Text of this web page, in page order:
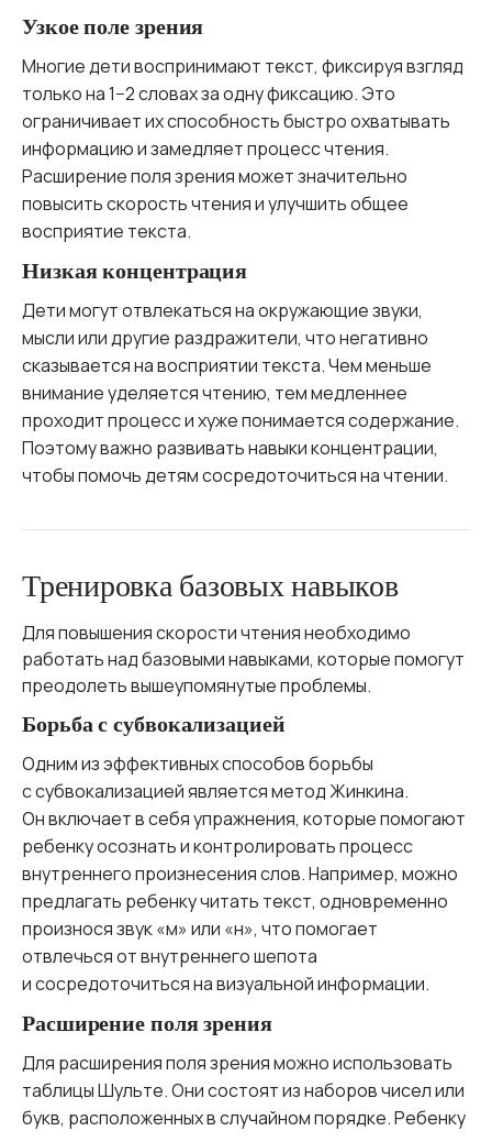
Узкое поле зрения
Многие дети воспринимают текст, фиксируя взгляд
только на 1−2 словах за одну фиксацию. Это
ограничивает их способность быстро охватывать
информацию и замедляет процесс чтения.
Расширение поля зрения может значительно
повысить скорость чтения и улучшить общее
восприятие текста.
Низкая концентрация
Дети могут отвлекаться на окружающие звуки,
мысли или другие раздражители, что негативно
сказывается на восприятии текста. Чем меньше
внимание уделяется чтению, тем медленнее
проходит процесс и хуже понимается содержание.
Поэтому важно развивать навыки концентрации,
чтобы помочь детям сосредоточиться на чтении.
Тренировка базовых навыков
Для повышения скорости чтения необходимо
работать над базовыми навыками, которые помогут
преодолеть вышеупомянутые проблемы.
Борьба с субвокализацией
Одним из эффективных способов борьбы
с субвокализацией является метод Жинкина.
Он включает в себя упражнения, которые помогают
ребенку осознать и контролировать процесс
внутреннего произнесения слов. Например, можно
предлагать ребенку читать текст, одновременно
произнося звук «м» или «н», что помогает
отвлечься от внутреннего шепота
и сосредоточиться на визуальной информации.
Расширение поля зрения
Для расширения поля зрения можно использовать
таблицы Шульте. Они состоят из наборов чисел или
букв, расположенных в случайном порядке. Ребенку